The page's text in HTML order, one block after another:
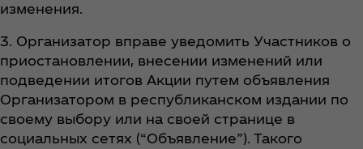
изменения.
3. Организатор вправе уведомить Участников о
приостановлении, внесении изменений или
подведении итогов Акции путем объявления
Организатором в республиканском издании по
своему выбору или на своей странице в
социальных сетях (“Объявление”). Такого